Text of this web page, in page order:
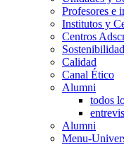
Profesores e
Institutos y
Centros
Sostenibilidad
Calidad
Canal Ético
Alumni
todos
Alumni
Menu-